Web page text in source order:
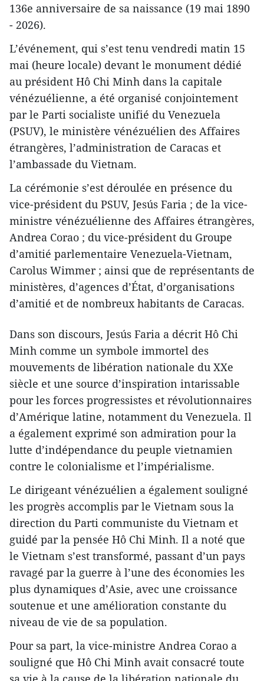
136e anniversaire de sa naissance (19 mai 1890
- 2026).
L’événement, qui s’est tenu vendredi matin 15
mai (heure locale) devant le monument dédié
au président Hô Chi Minh dans la capitale
vénézuélienne, a été organisé conjointement
par le Parti socialiste unifié du Venezuela
(PSUV), le ministère vénézuélien des Affaires
étrangères, l’administration de Caracas et
l’ambassade du Vietnam.
La cérémonie s’est déroulée en présence du
vice-président du PSUV, Jesús Faria ; de la vice-
ministre vénézuélienne des Affaires étrangères,
Andrea Corao ; du vice-président du Groupe
d’amitié parlementaire Venezuela-Vietnam,
Carolus Wimmer ; ainsi que de représentants de
ministères, d’agences d’État, d’organisations
d’amitié et de nombreux habitants de Caracas.
Dans son discours, Jesús Faria a décrit Hô Chi
Minh comme un symbole immortel des
mouvements de libération nationale du XXe
siècle et une source d’inspiration intarissable
pour les forces progressistes et révolutionnaires
d’Amérique latine, notamment du Venezuela. Il
a également exprimé son admiration pour la
lutte d’indépendance du peuple vietnamien
contre le colonialisme et l’impérialisme.
Le dirigeant vénézuélien a également souligné
les progrès accomplis par le Vietnam sous la
direction du Parti communiste du Vietnam et
guidé par la pensée Hô Chi Minh. Il a noté que
le Vietnam s’est transformé, passant d’un pays
ravagé par la guerre à l’une des économies les
plus dynamiques d’Asie, avec une croissance
soutenue et une amélioration constante du
niveau de vie de sa population.
Pour sa part, la vice-ministre Andrea Corao a
souligné que Hô Chi Minh avait consacré toute